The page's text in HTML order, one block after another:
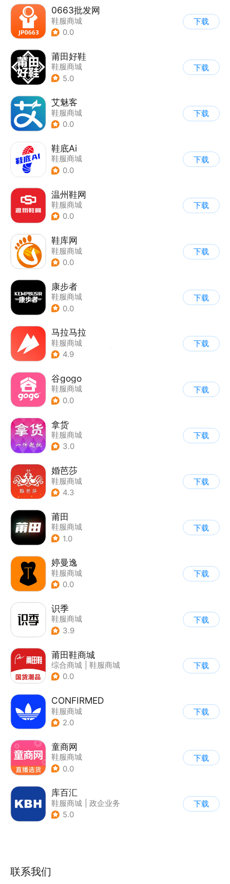
0663批发网
鞋服商城
0.0
下载
莆田好鞋
鞋服商城
5.0
下载
艾魅客
鞋服商城
0.0
下载
鞋底Ai
鞋服商城
0.0
下载
温州鞋网
鞋服商城
0.0
下载
鞋库网
鞋服商城
0.0
下载
康步者
鞋服商城
0.0
下载
马拉马拉
鞋服商城
| 跑步/走路计步
4.9
下载
谷gogo
鞋服商城
0.0
下载
拿货
鞋服商城
3.0
下载
婚芭莎
鞋服商城
4.3
下载
莆田
鞋服商城
1.0
下载
婷曼逸
鞋服商城
0.0
下载
识季
鞋服商城
3.9
下载
莆田鞋商城
综合商城
鞋服商城
0.0
下载
CONFIRMED
鞋服商城
2.0
下载
童商网
鞋服商城
0.0
下载
库百汇
鞋服商城
政企业务
5.0
下载
联系我们